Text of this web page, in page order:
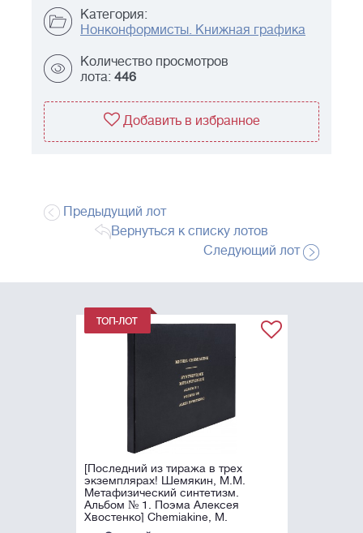
Категория:
Нонконформисты. Книжная графика
Количество просмотров
лота: 446
Добавить в избранное
Предыдущий лот
Вернуться к списку лотов
Следующий лот
[Последний из тиража в трех
экземплярах! Шемякин, М.М.
Метафизический синтетизм.
Альбом № 1. Поэма Алексея
Хвостенко] Chemiakine, М.
Synthétisme ...